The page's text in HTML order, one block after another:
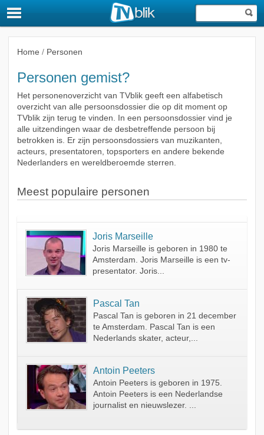
Home / Personen
Personen gemist?
Het personenoverzicht van TVblik geeft een alfabetisch
overzicht van alle persoonsdossier die op dit moment op
TVblik zijn terug te vinden. In een persoonsdossier vind je
alle uitzendingen waar de desbetreffende persoon bij
betrokken is. Er zijn persoonsdossiers van muzikanten,
acteurs, presentatoren, topsporters en andere bekende
Nederlanders en wereldberoemde sterren.
Meest populaire personen
Joris Marseille
Joris Marseille is geboren in 1980 te
Amsterdam. Joris Marseille is een tv-
presentator. Joris...
Pascal Tan
Pascal Tan is geboren in 21 december
te Amsterdam. Pascal Tan is een
Nederlands skater, acteur,...
Antoin Peeters
Antoin Peeters is geboren in 1975.
Antoin Peeters is een Nederlandse
journalist en nieuwslezer. ...